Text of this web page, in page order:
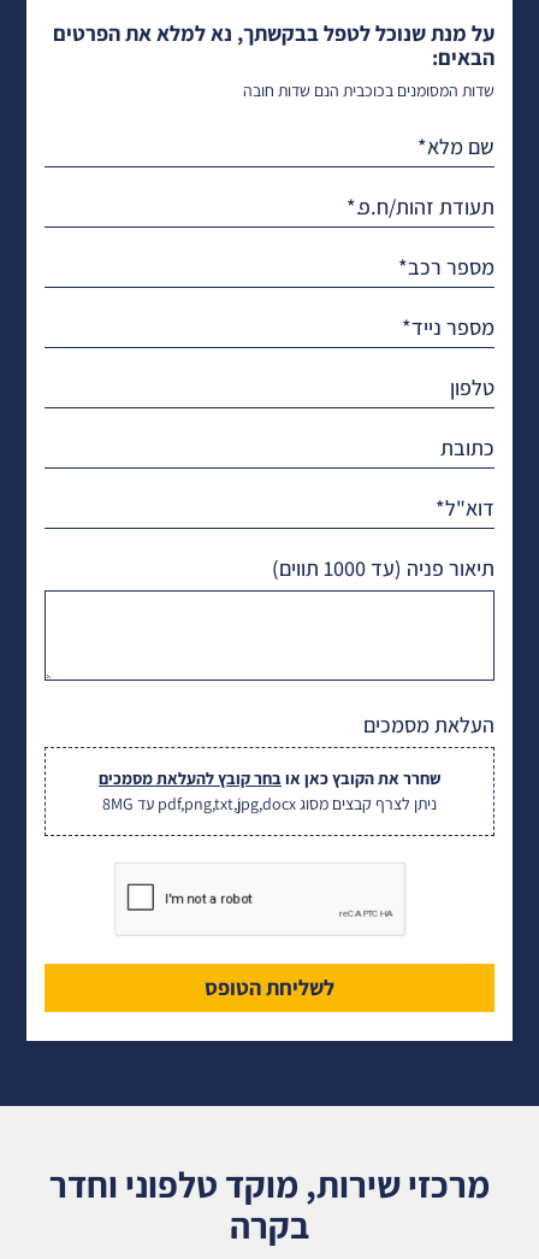
על מנת שנוכל לטפל בבקשתך, נא למלא את הפרטים
הבאים:
שדות המסומנים בכוכבית הנם שדות חובה
שם מלא*
תעודת זהות/ח.פ.*
מספר רכב*
מספר נייד*
טלפון
כתובת
דוא"ל*
תיאור פניה (עד 1000 תווים)
העלאת מסמכים
שחרר את הקובץ כאן אובחר קובץ להעלאת מסמכים
ניתן לצרף קבצים מסוג pdf,png,txt,jpg,docx עד 8MG
לשליחת הטופס
מרכזי שירות, מוקד טלפוני וחדר
בקרה